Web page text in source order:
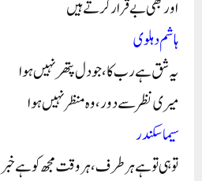
اور بھی بے قرار کرتے ہیں
ہاشم دہلوی
یہ شق ہے رب کا، جو دل پتھر نہیں ہوا
میری نظر سے دور، وہ منظر نہیں ہوا
سیما سکندر
توہی تو ہے ہر طرف، ہر وقت مجھ کو ہے خبر